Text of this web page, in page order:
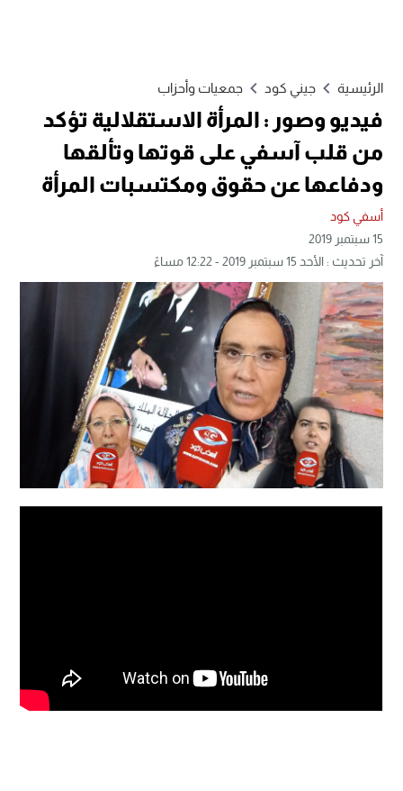
الرئيسية جيني كود جمعيات وأحزاب
فيديو وصور : المرأة الاستقلالية تؤكد
من قلب آسفي على قوتها وتألقها
ودفاعها عن حقوق ومكتسبات المرأة
أسفي كود
15 سبتمبر 2019
آخر تحديث : الأحد 15 سبتمبر 2019 - 12:22 مساءً